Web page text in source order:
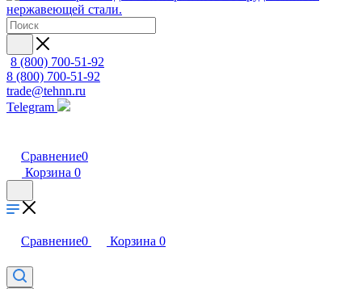
8 (800) 700-51-92
8 (800) 700-51-92
trade@tehnn.ru
Telegram
Сравнение0
Корзина 0
Сравнение0 Корзина 0